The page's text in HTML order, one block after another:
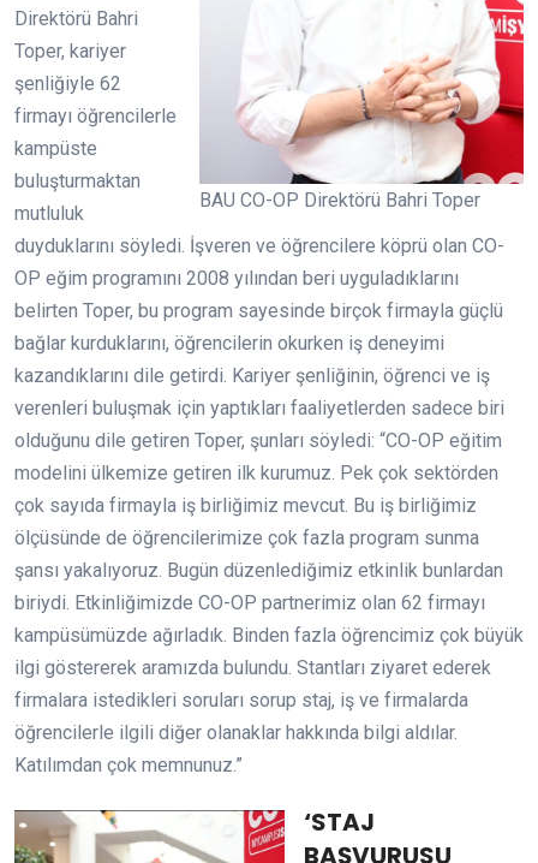
BAU CO-OP Direktörü Bahri Toper
Direktörü Bahri
Toper, kariyer
şenliğiyle 62
firmayı öğrencilerle
kampüste
buluşturmaktan
mutluluk
duyduklarını söyledi. İşveren ve öğrencilere köprü olan CO-
OP eğim programını 2008 yılından beri uyguladıklarını
belirten Toper, bu program sayesinde birçok firmayla güçlü
bağlar kurduklarını, öğrencilerin okurken iş deneyimi
kazandıklarını dile getirdi. Kariyer şenliğinin, öğrenci ve iş
verenleri buluşmak için yaptıkları faaliyetlerden sadece biri
olduğunu dile getiren Toper, şunları söyledi: “CO-OP eğitim
modelini ülkemize getiren ilk kurumuz. Pek çok sektörden
çok sayıda firmayla iş birliğimiz mevcut. Bu iş birliğimiz
ölçüsünde de öğrencilerimize çok fazla program sunma
şansı yakalıyoruz. Bugün düzenlediğimiz etkinlik bunlardan
biriydi. Etkinliğimizde CO-OP partnerimiz olan 62 firmayı
kampüsümüzde ağırladık. Binden fazla öğrencimiz çok büyük
ilgi göstererek aramızda bulundu. Stantları ziyaret ederek
firmalara istedikleri soruları sorup staj, iş ve firmalarda
öğrencilerle ilgili diğer olanaklar hakkında bilgi aldılar.
Katılımdan çok memnunuz.”
‘STAJ
BAŞVURUSU